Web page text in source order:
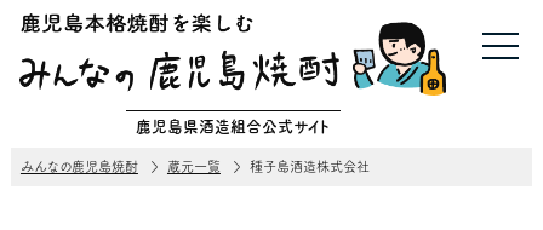
鹿児島県酒造組合公式サイト
みんなの鹿児島焼酎 蔵元一覧 種子島酒造株式会社